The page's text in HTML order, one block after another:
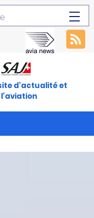
d'actualité et